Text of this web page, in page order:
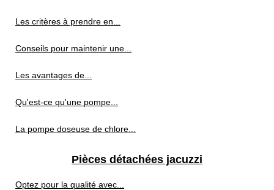
Les critères à prendre en...
Conseils pour maintenir une...
Les avantages de...
Qu'est-ce qu'une pompe...
La pompe doseuse de chlore...
Pièces détachées jacuzzi
Optez pour la qualité avec...